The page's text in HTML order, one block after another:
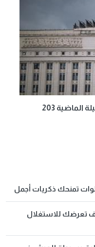
وزارة الدفاع الروسية: أسقطنا الليلة الماضية 203
تمنحك ذكريات أجمل
تعرضك للاستغلال